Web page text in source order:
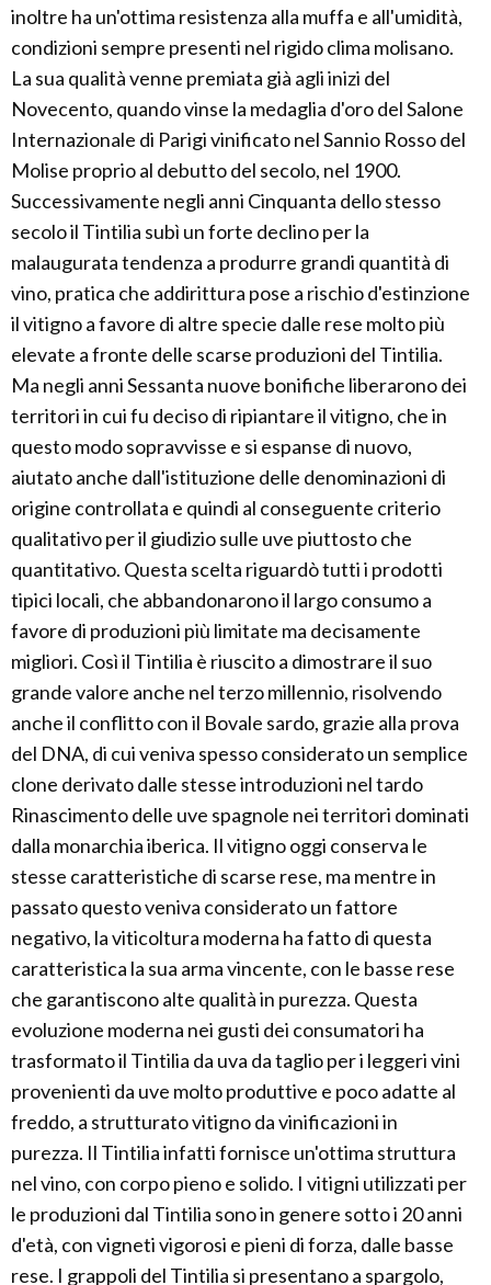
inoltre ha un'ottima resistenza alla muffa e all'umidità,
condizioni sempre presenti nel rigido clima molisano.
La sua qualità venne premiata già agli inizi del
Novecento, quando vinse la medaglia d'oro del Salone
Internazionale di Parigi vinificato nel Sannio Rosso del
Molise proprio al debutto del secolo, nel 1900.
Successivamente negli anni Cinquanta dello stesso
secolo il Tintilia subì un forte declino per la
malaugurata tendenza a produrre grandi quantità di
vino, pratica che addirittura pose a rischio d'estinzione
il vitigno a favore di altre specie dalle rese molto più
elevate a fronte delle scarse produzioni del Tintilia.
Ma negli anni Sessanta nuove bonifiche liberarono dei
territori in cui fu deciso di ripiantare il vitigno, che in
questo modo sopravvisse e si espanse di nuovo,
aiutato anche dall'istituzione delle denominazioni di
origine controllata e quindi al conseguente criterio
qualitativo per il giudizio sulle uve piuttosto che
quantitativo. Questa scelta riguardò tutti i prodotti
tipici locali, che abbandonarono il largo consumo a
favore di produzioni più limitate ma decisamente
migliori. Così il Tintilia è riuscito a dimostrare il suo
grande valore anche nel terzo millennio, risolvendo
anche il conflitto con il Bovale sardo, grazie alla prova
del DNA, di cui veniva spesso considerato un semplice
clone derivato dalle stesse introduzioni nel tardo
Rinascimento delle uve spagnole nei territori dominati
dalla monarchia iberica. Il vitigno oggi conserva le
stesse caratteristiche di scarse rese, ma mentre in
passato questo veniva considerato un fattore
negativo, la viticoltura moderna ha fatto di questa
caratteristica la sua arma vincente, con le basse rese
che garantiscono alte qualità in purezza. Questa
evoluzione moderna nei gusti dei consumatori ha
trasformato il Tintilia da uva da taglio per i leggeri vini
provenienti da uve molto produttive e poco adatte al
freddo, a strutturato vitigno da vinificazioni in
purezza. Il Tintilia infatti fornisce un'ottima struttura
nel vino, con corpo pieno e solido. I vitigni utilizzati per
le produzioni dal Tintilia sono in genere sotto i 20 anni
d'età, con vigneti vigorosi e pieni di forza, dalle basse
rese. I grappoli del Tintilia si presentano a spargolo,